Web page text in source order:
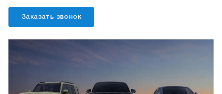
Заказать звонок